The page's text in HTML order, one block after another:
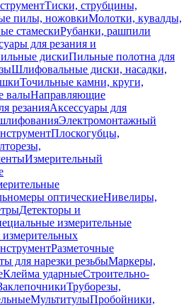
Тиски, струбцины,
пилы, ножовкиМолотки, кувалды,
стамескиРубанки, рашпили
для резания и
дискиПильные полотна для
Шлифовальные диски, насадки,
Точильные камни, круги,
валыНаправляющие
резанияАксессуары для
Электромонтажный
Плоскогубцы,
Измерительный
оптическиеНивелиры,
Детекторы и
измерительные
измерительных
Разметочные
для нарезки резьбыМаркеры,
Клейма ударныеСтроительно-
Труборезы,
МультитулыПробойники,